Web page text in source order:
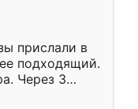
прислали в
подходящий.
Через 3
Остались